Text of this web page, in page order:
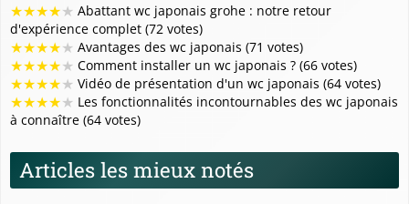
★★★★★ Abattant wc japonais grohe : notre retour
d'expérience complet (72 votes)
★★★★★ Avantages des wc japonais (71 votes)
★★★★★ Comment installer un wc japonais ? (66 votes)
★★★★★ Vidéo de présentation d'un wc japonais (64 votes)
★★★★★ Les fonctionnalités incontournables des wc japonais
à connaître (64 votes)
Articles les mieux notés